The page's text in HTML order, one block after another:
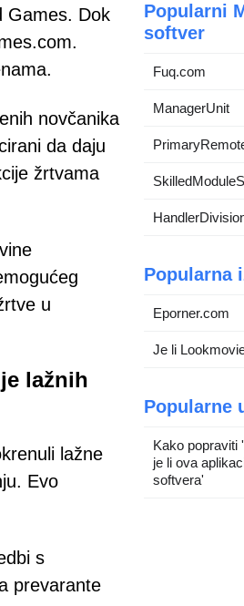
Games. Dok
novčanika
da daju
žrtvama
u
lažnih
lažne
Evo
s
prevarante
Popularni
softver
Fuq.com
ManagerUnit
Popularna
Eporner.com
Je li
Popularne
Kako popraviti
je li ova
softvera'